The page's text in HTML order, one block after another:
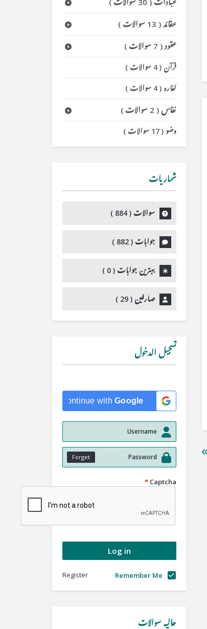
عبادات( 30 سوالات )
عقائد( 13 سوالات )
عقود( 7 سوالات )
قرآن(4 سوالات )
کفارہ(4 سوالات )
نفاس( 2 سوالات )
وضو(17 سوالات )
شماریات
سوالات (884
)
جوابات (882
)
بہترین جوابات (0
)
صارفین (29
)
تسجيل الدخول
Continue with Google
Forget
Captcha
*
Remember Me
Register
حالیہ سوالات